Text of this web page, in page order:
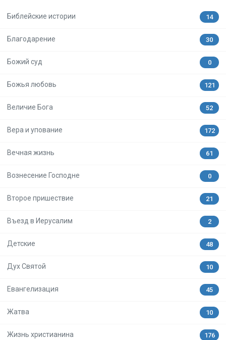
Библейские истории 14
Благодарение 30
Божий суд 0
Божья любовь 121
Величие Бога 52
Вера и упование 172
Вечная жизнь 61
Вознесение Господне 0
Второе пришествие 21
Въезд в Иерусалим 2
Детские 48
Дух Святой 10
Евангелизация 45
Жатва 10
Жизнь христианина 176